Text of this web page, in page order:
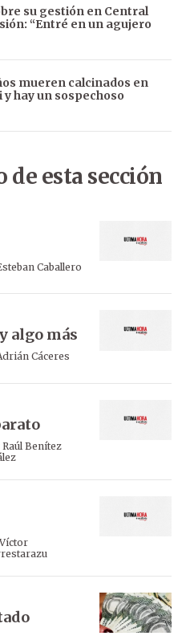
su gestión en Central
“Entré en un agujero
mueren calcinados en
y hay un sospechoso
esta sección
Caballero
algo más
Cáceres
Benítez